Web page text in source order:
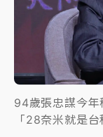
94歲張忠謀今年
「28奈米就是